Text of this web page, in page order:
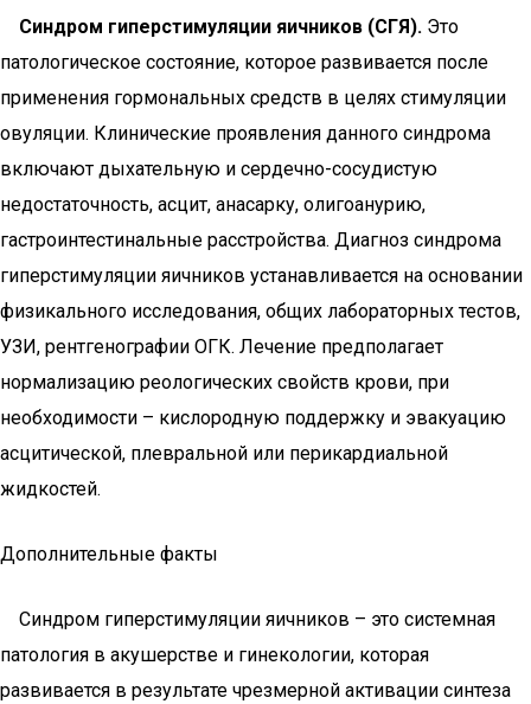
Синдром гиперстимуляции яичников (СГЯ). Это
патологическое состояние, которое развивается после
применения гормональных средств в целях стимуляции
овуляции. Клинические проявления данного синдрома
включают дыхательную и сердечно-сосудистую
недостаточность, асцит, анасарку, олигоанурию,
гастроинтестинальные расстройства. Диагноз синдрома
гиперстимуляции яичников устанавливается на основании
физикального исследования, общих лабораторных тестов,
УЗИ, рентгенографии ОГК. Лечение предполагает
нормализацию реологических свойств крови, при
необходимости – кислородную поддержку и эвакуацию
асцитической, плевральной или перикардиальной
жидкостей.
Дополнительные факты
Синдром гиперстимуляции яичников – это системная
патология в акушерстве и гинекологии, которая
развивается в результате чрезмерной активации синтеза